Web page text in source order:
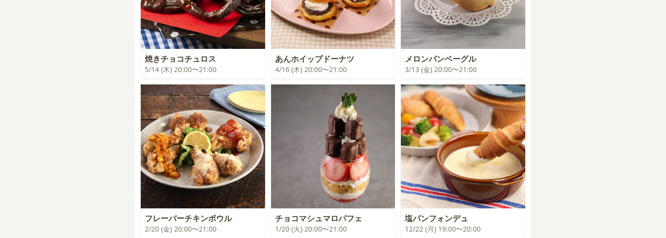
焼きチョコチュロス
5/14 (木) 20:00〜21:00
あんホイップドーナツ
4/16 (木) 20:00〜21:00
メロンパンベーグル
3/13 (金) 20:00〜21:00
フレーバーチキンボウル
2/20 (金) 20:00〜21:00
チョコマシュマロパフェ
1/20 (火) 20:00〜21:00
塩パンフォンデュ
12/22 (月) 19:00〜20:00